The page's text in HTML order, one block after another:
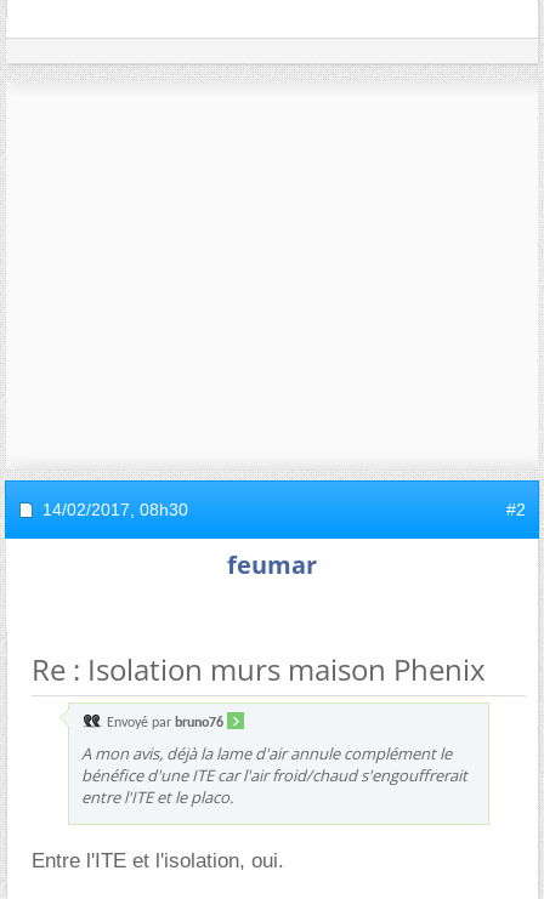
14/02/2017, 08h30 #2
feumar
Re : Isolation murs maison Phenix
Envoyé par bruno76
A mon avis, déjà la lame d'air annule complément le
bénéfice d'une ITE car l'air froid/chaud s'engouffrerait
entre l'ITE et le placo.
Entre l'ITE et l'isolation, oui.